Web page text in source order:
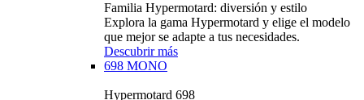
Familia Hypermotard: diversión y estilo
Explora la gama Hypermotard y elige el modelo
que mejor se adapte a tus necesidades.
Descubrir más
698 MONO
Hypermotard 698